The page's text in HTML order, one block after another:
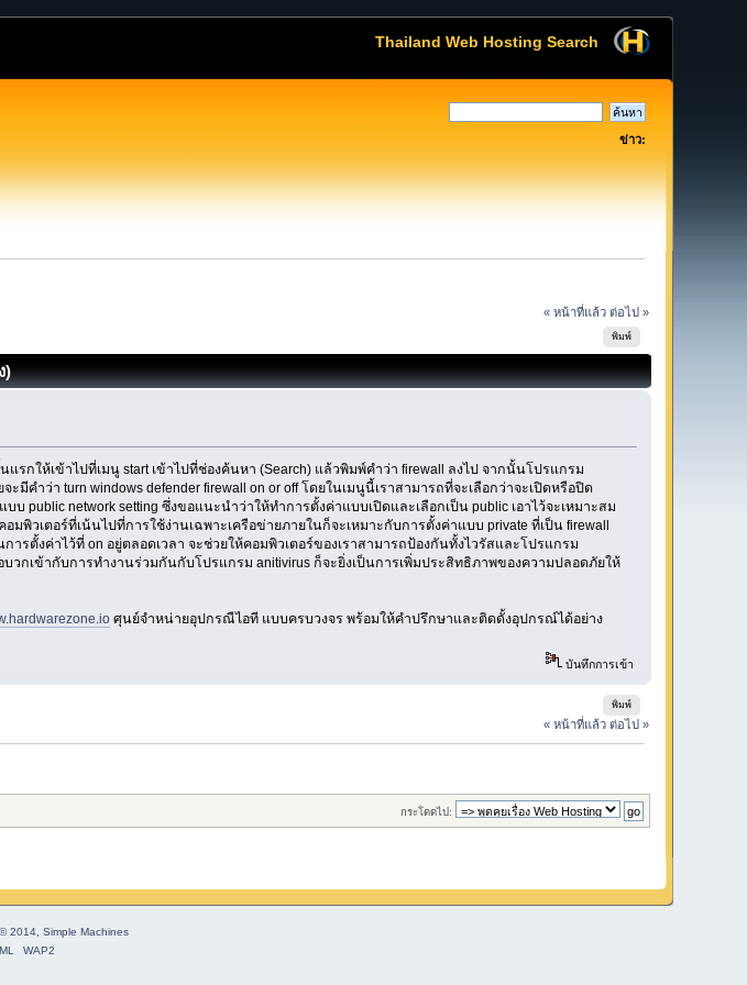
Thailand Web Hosting Search
ข่าว:
« หน้าที่แล้ว ต่อไป »
พิมพ์
)
กให้เข้าไปที่เมนู start เข้าไปที่ช่องค้นหา (Search) แล้วพิมพ์คำว่า firewall ลงไป จากนั้นโปรแกรม
มีคำว่า turn windows defender firewall on or off โดยในเมนูนี้เราสามารถที่จะเลือกว่าจะเปิดหรือปิด
บ public network setting ซึ่งขอแนะนำว่าให้ทำการตั้งค่าแบบเปิดและเลือกเป็น public เอาไว้จะเหมาะสม
วเตอร์ที่เน้นไปที่การใช้ง่านเฉพาะเครือข่ายภายในก็จะเหมาะกับการตั้งค่าแบบ private ที่เป็น firewall
รตั้งค่าไว้ที่ on อยู่ตลอดเวลา จะช่วยให้คอมพิวเตอร์ของเราสามารถป้องกันทั้งไวรัสและโปรแกรม
วกเข้ากับการทำงานร่วมกันกับโปรแกรม anitivirus ก็จะยิ่งเป็นการเพิ่มประสิทธิภาพของความปลอดภัยให้
ศุนย์จำหน่ายอุปกรณืไอที แบบครบวงจร พร้อมให้คำปรึกษาและติดดั้งอุปกรณ์ได้อย่าง
บันทึกการเข้า
พิมพ์
« หน้าที่แล้ว ต่อไป »
กระโดดไป:
2014, Simple Machines
WAP2